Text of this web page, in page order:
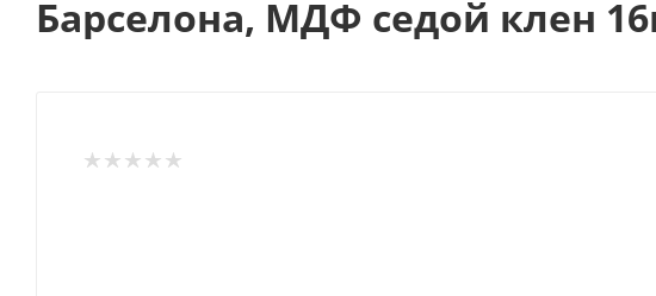
Барселона, МДФ седой клен